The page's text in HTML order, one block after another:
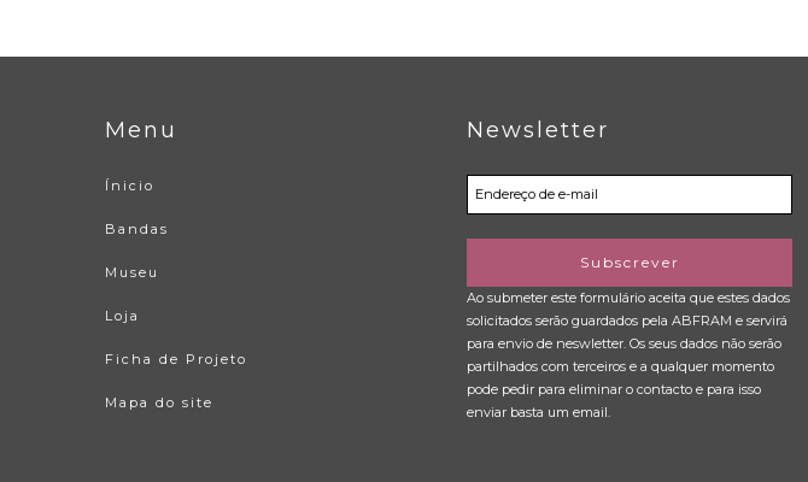
Menu
Ínicio
Bandas
Museu
Loja
Ficha de Projeto
Mapa do site
Newsletter
Subscrever
Ao submeter este formulário aceita que estes dados
solicitados serão guardados pela ABFRAM e servirá
para envio de neswletter. Os seus dados não serão
partilhados com terceiros e a qualquer momento
pode pedir para eliminar o contacto e para isso
enviar basta um email.